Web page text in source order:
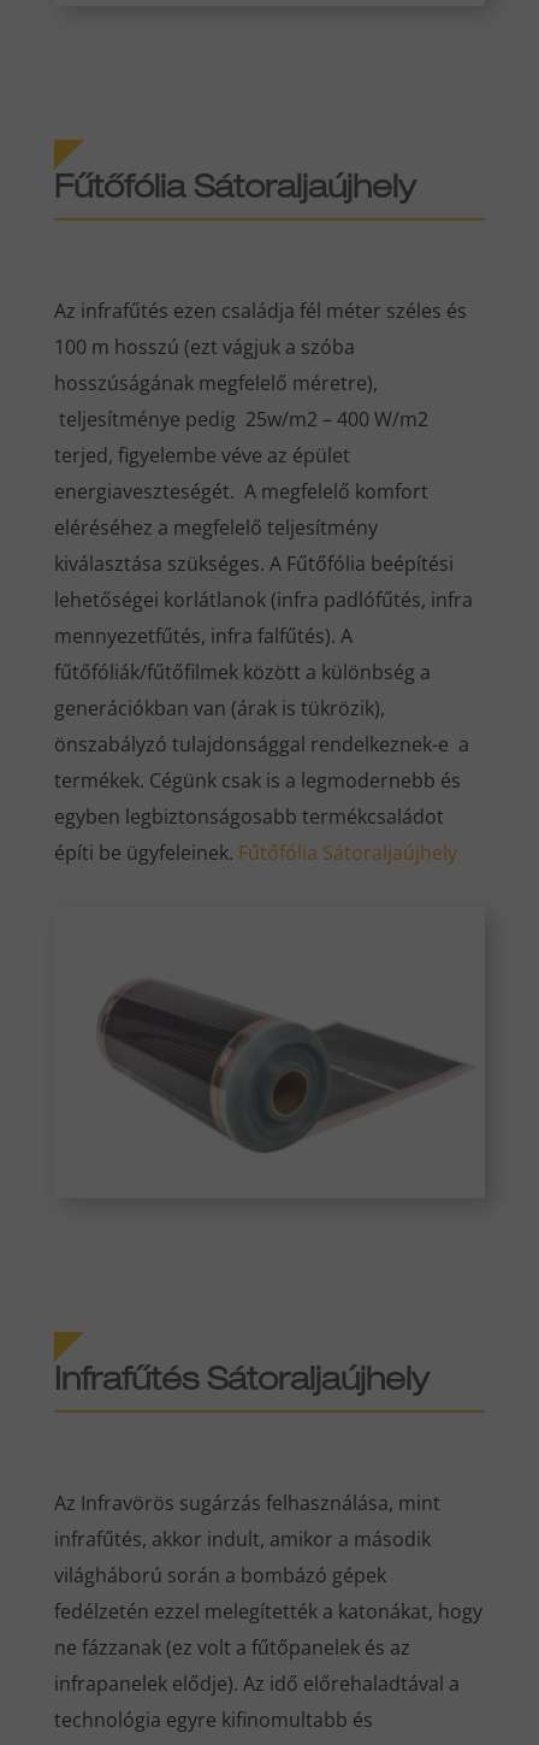
Fűtőfólia Sátoraljaújhely
Az infrafűtés ezen családja fél méter széles és
100 m hosszú (ezt vágjuk a szóba
hosszúságának megfelelő méretre),
teljesítménye pedig 25w/m2 – 400 W/m2
terjed, figyelembe véve az épület
energiaveszteségét. A megfelelő komfort
eléréséhez a megfelelő teljesítmény
kiválasztása szükséges. A Fűtőfólia beépítési
lehetőségei korlátlanok (infra padlófűtés, infra
mennyezetfűtés, infra falfűtés). A
fűtőfóliák/fűtőfilmek között a különbség a
generációkban van (árak is tükrözik),
önszabályzó tulajdonsággal rendelkeznek-e a
termékek. Cégünk csak is a legmodernebb és
egyben legbiztonságosabb termékcsaládot
építi be ügyfeleinek. Fűtőfólia Sátoraljaújhely
Infrafűtés Sátoraljaújhely
Az Infravörös sugárzás felhasználása, mint
infrafűtés, akkor indult, amikor a második
világháború során a bombázó gépek
fedélzetén ezzel melegítették a katonákat, hogy
ne fázzanak (ez volt a fűtőpanelek és az
infrapanelek elődje). Az idő előrehaladtával a
technológia egyre kifinomultabb és